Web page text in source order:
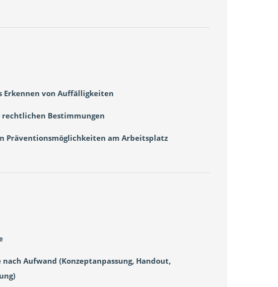
Erkennen von Auffälligkeiten
rechtlichen Bestimmungen
Präventionsmöglichkeiten am Arbeitsplatz
nach Aufwand (Konzeptanpassung, Handout,